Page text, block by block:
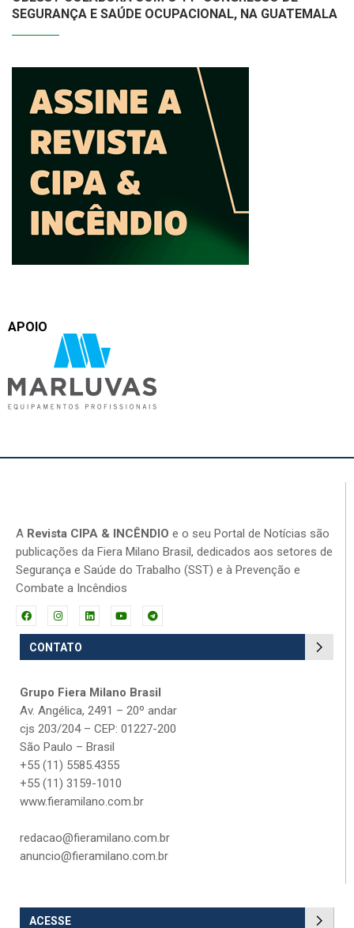
SEGURANÇA E SAÚDE OCUPACIONAL, NA GUATEMALA
APOIO
A Revista CIPA & INCÊNDIO e o seu Portal de Notícias são
publicações da Fiera Milano Brasil, dedicados aos setores de
Segurança e Saúde do Trabalho (SST) e à Prevenção e
Combate a Incêndios
CONTATO
Grupo Fiera Milano Brasil
Av. Angélica, 2491 – 20º andar
cjs 203/204 – CEP: 01227-200
São Paulo – Brasil
+55 (11) 5585.4355
+55 (11) 3159-1010
www.fieramilano.com.br
redacao@fieramilano.com.br
anuncio@fieramilano.com.br
ACESSE